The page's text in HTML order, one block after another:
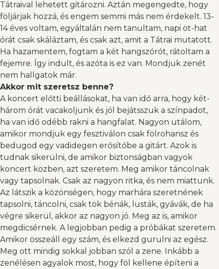
Tátraival lehetett gitározni. Aztán megengedte, hogy
följárjak hozzá, és engem semmi más nem érdekelt. 13-
14 éves voltam, egyáltalán nem tanultam, napi öt-hat
órát csak skáláztam, és csak azt, amit a Tátrai mutatott.
Ha hazamentem, fogtam a két hangszórót, rátoltam a
fejemre. Így indult, és azóta is ez van. Mondjuk zenét
nem hallgatok már.
Akkor mit szeretsz benne?
A koncert előtti beállásokat, ha van idő arra, hogy két-
három órát vacakoljunk és jól bejátsszuk a színpadot,
ha van idő odébb rakni a hangfalat. Nagyon utálom,
amikor mondjuk egy fesztiválon csak fölrohansz és
bedugod egy vadidegen erősítőbe a gitárt. Azok is
tudnak sikerülni, de amikor biztonságban vagyok
koncert közben, azt szeretem. Meg amikor táncolnak
vagy tapsolnak. Csak az nagyon ritka, és nem miattunk.
Az látszik a közönségen, hogy marhára szeretnének
tapsolni, táncolni, csak tök bénák, lusták, gyávák, de ha
végre sikerül, akkor az nagyon jó. Meg az is, amikor
megdicsérnek. A legjobban pedig a próbákat szeretem.
Amikor összeáll egy szám, és elkezd gurulni az egész.
Meg ott mindig sokkal jobban szól a zene. Inkább a
zenélésen agyalok most, hogy föl kellene építeni a